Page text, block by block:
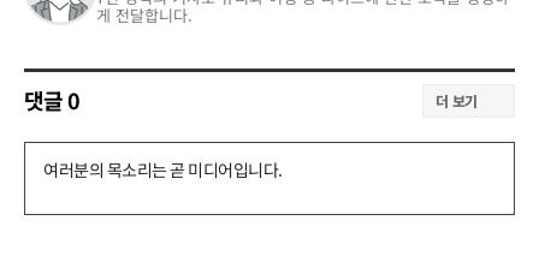
게 전달합니다.
댓글0 더 보기
댓